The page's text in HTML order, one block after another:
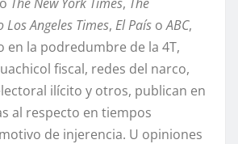
Los Angeles Times, El País oABC,
en la podredumbre de la 4T,
fiscal, redes del narco,
ilícito y otros, publican en
al respecto en tiempos
de injerencia. U opiniones